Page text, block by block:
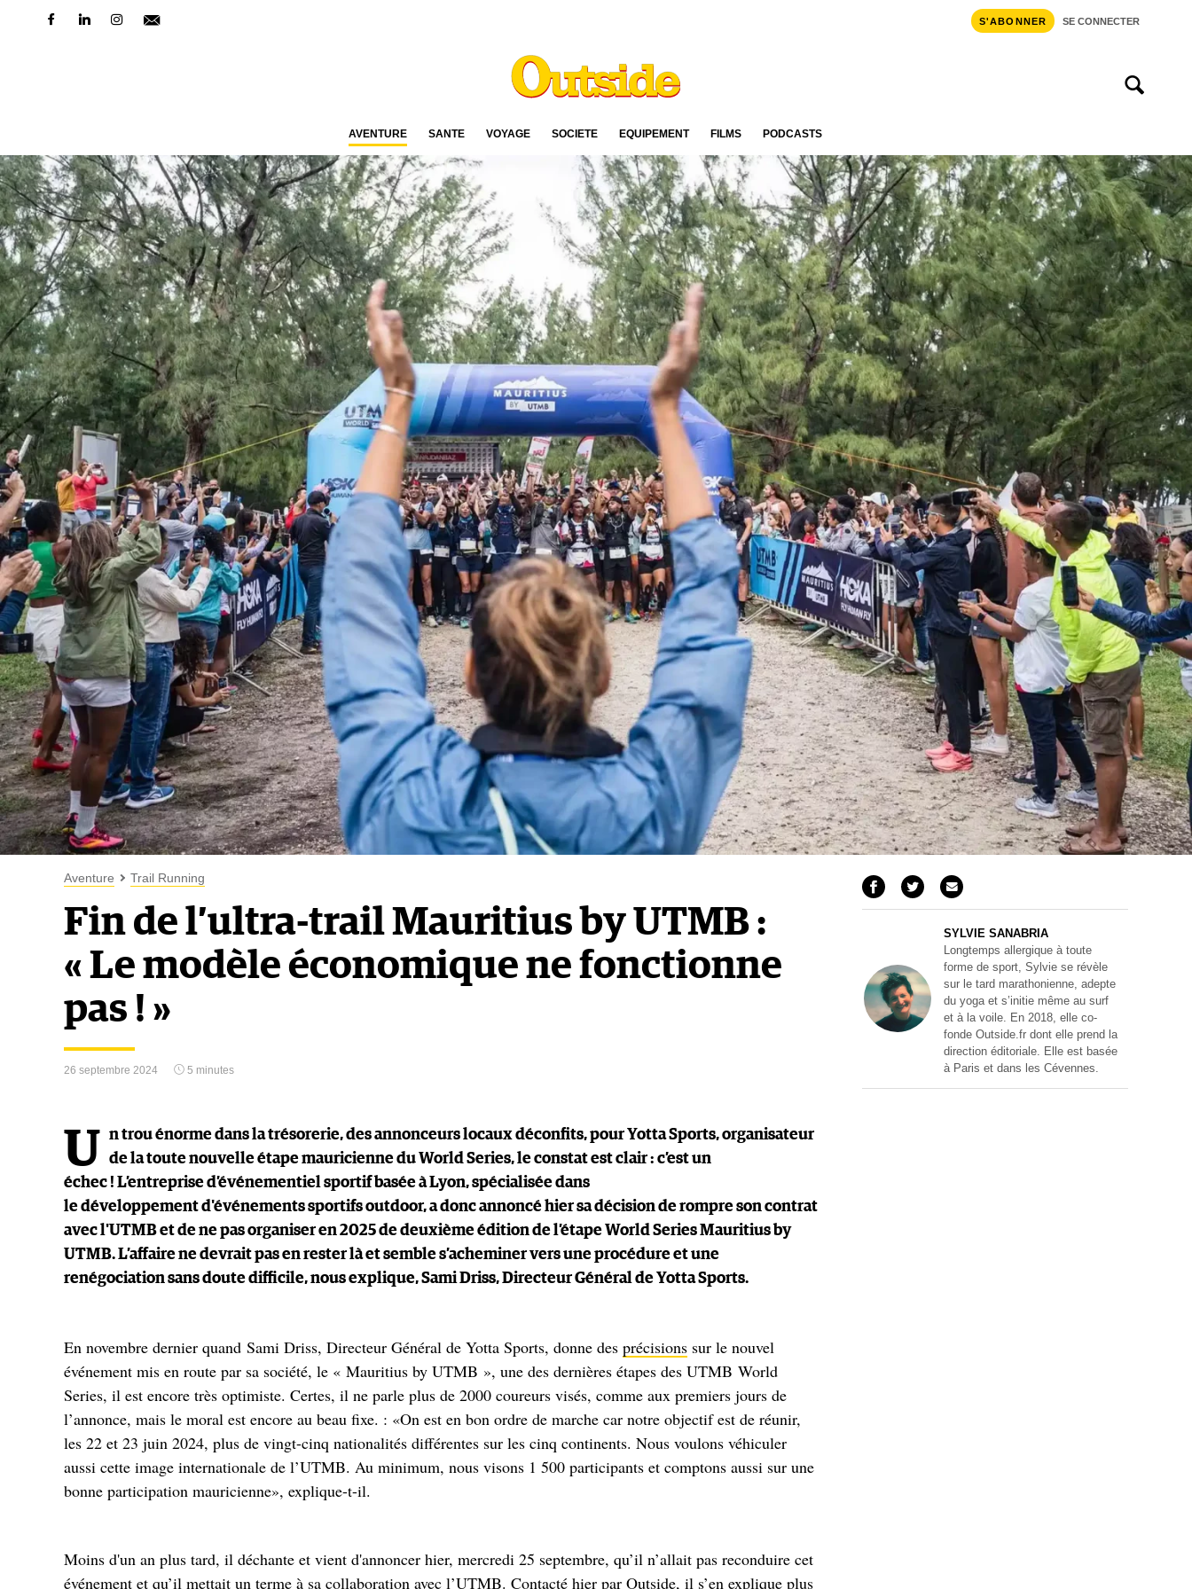
S'ABONNER SE CONNECTER
AVENTURE SANTÉ VOYAGE SOCIÉTÉ ÉQUIPEMENT FILMS PODCASTS
Aventure Trail Running
Fin de l’ultra-trail Mauritius by UTMB :
« Le modèle économique ne fonctionne
pas ! »
26 septembre 2024 5 minutes
SYLVIE SANABRIA
Longtemps allergique à toute
forme de sport, Sylvie se révèle
sur le tard marathonienne, adepte
du yoga et s’initie même au surf
et à la voile. En 2018, elle co-
fonde Outside.fr dont elle prend la
direction éditoriale. Elle est basée
à Paris et dans les Cévennes.
U n trou énorme dans la trésorerie, des annonceurs locaux déconfits, pour Yotta Sports, organisateur
de la toute nouvelle étape mauricienne du World Series, le constat est clair : c’est un
échec ! L’entreprise d’événementiel sportif basée à Lyon, spécialisée dans
le développement d'événements sportifs outdoor, a donc annoncé hier sa décision de rompre son contrat
avec l'UTMB et de ne pas organiser en 2025 de deuxième édition de l’étape World Series Mauritius by
UTMB. L’affaire ne devrait pas en rester là et semble s’acheminer vers une procédure et une
renégociation sans doute difficile, nous explique, Sami Driss, Directeur Général de Yotta Sports.
En novembre dernier quand Sami Driss, Directeur Général de Yotta Sports, donne des précisions sur le nouvel
événement mis en route par sa société, le « Mauritius by UTMB », une des dernières étapes des UTMB World
Series, il est encore très optimiste. Certes, il ne parle plus de 2000 coureurs visés, comme aux premiers jours de
l’annonce, mais le moral est encore au beau fixe. : «On est en bon ordre de marche car notre objectif est de réunir,
les 22 et 23 juin 2024, plus de vingt-cinq nationalités différentes sur les cinq continents. Nous voulons véhiculer
aussi cette image internationale de l’UTMB. Au minimum, nous visons 1 500 participants et comptons aussi sur une
bonne participation mauricienne», explique-t-il.
Moins d'un an plus tard, il déchante et vient d'annoncer hier, mercredi 25 septembre, qu’il n’allait pas reconduire cet
événement et qu’il mettait un terme à sa collaboration avec l’UTMB. Contacté hier par Outside, il s’en explique plus